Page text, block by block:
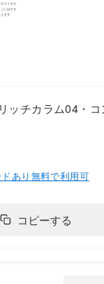
チカラム04・コ
あり 無料で利用可
コピーする